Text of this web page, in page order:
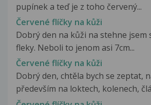
pupínek a teď je z toho červený...
Červené flíčky na kůži
Dobrý den na kůži na stehne jsem
fleky. Neboli to jenom asi 7cm...
Červené flíčky na kůži
Dobrý den, chtěla bych se zeptat,
především na loktech, kolenech,